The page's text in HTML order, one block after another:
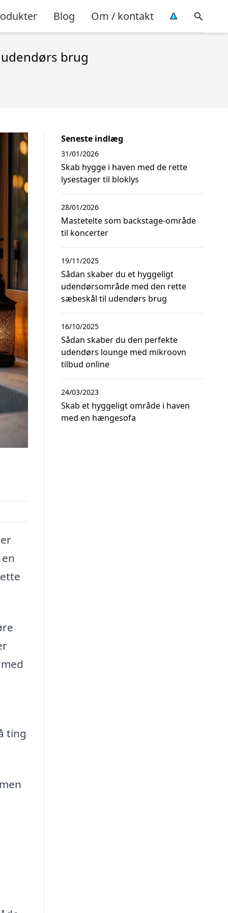
Blog Om / kontakt
brug
ting
Seneste indlæg
Skab hygge i haven med de rette
lysestager til bloklys
31/01/2026
Mastetelte som backstage-område
til koncerter
28/01/2026
Sådan skaber du et hyggeligt
udendørsområde med den rette
sæbeskål til udendørs brug
19/11/2025
Sådan skaber du den perfekte
udendørs lounge med mikroovn
tilbud online
16/10/2025
Skab et hyggeligt område i haven
med en hængesofa
24/03/2023